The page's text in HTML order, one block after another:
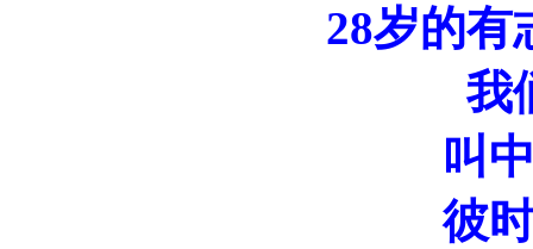
28岁的有
我
叫
彼